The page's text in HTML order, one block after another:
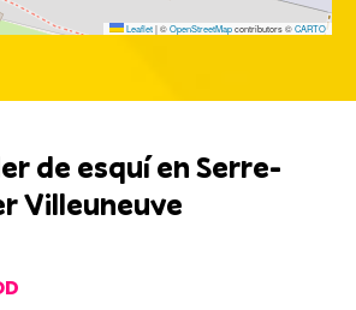
Leaflet|©OpenStreetMapcontributors ©CARTO
de esquí en Serre-
Villeuneuve